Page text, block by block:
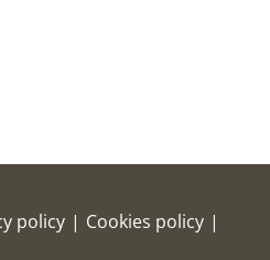
policy | Cookies policy |